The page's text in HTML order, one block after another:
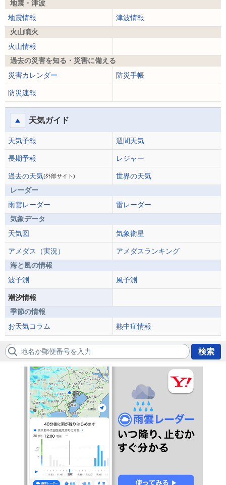
地震・津波
地震情報
津波情報
火山噴火
火山情報
過去の災害を知る・災害に備える
災害カレンダー
防災手帳
防災速報
天気ガイド
天気予報 週間天気
長期予報 レジャー
過去の天気(外部サイト)
世界の天気
レーダー
雨雲レーダー
雷レーダー
気象データ
天気図
気象衛星
アメダス（実況）
アメダスランキング
海と風の情報
波予測
風予測
潮汐情報
季節の情報
お天気コラム
熱中症情報
地名か郵便番号を入力 検索